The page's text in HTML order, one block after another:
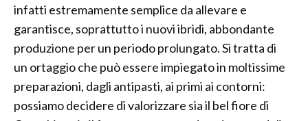
infatti estremamente semplice da allevare e
garantisce, soprattutto i nuovi ibridi, abbondante
produzione per un periodo prolungato. Si tratta di
un ortaggio che può essere impiegato in moltissime
preparazioni, dagli antipasti, ai primi ai contorni:
possiamo decidere di valorizzare sia il bel fiore di